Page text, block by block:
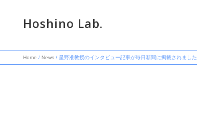
Hoshino Lab.
Home / News / 星野准教授のインタビュー記事が毎日新聞に掲載されました